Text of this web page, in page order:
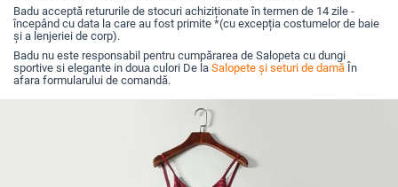
Badu acceptă retururile de stocuri achiziționate în termen de 14 zile -
începând cu data la care au fost primite *(cu excepția costumelor de baie
și a lenjeriei de corp).
Badu nu este responsabil pentru cumpărarea de Salopeta cu dungi
sportive si elegante in doua culori De la Salopete și seturi de damă În
afara formularului de comandă.